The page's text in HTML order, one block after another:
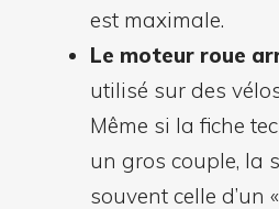
est maximale.
Le moteur roue
utilisé sur des
Même si la fiche
un gros couple, la
souvent celle d’un